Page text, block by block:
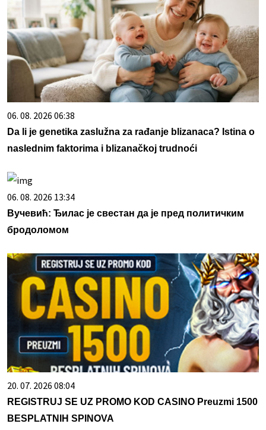
06. 08. 2026 06:38
Da li je genetika zaslužna za rađanje blizanaca? Istina o
naslednim faktorima i blizanačkoj trudnoći
06. 08. 2026 13:34
Вучевић: Ђилас је свестан да је пред политичким
бродоломом
20. 07. 2026 08:04
REGISTRUJ SE UZ PROMO KOD CASINO Preuzmi 1500
BESPLATNIH SPINOVA